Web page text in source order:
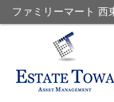
ファミリーマート 西